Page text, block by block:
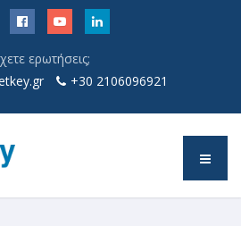
ερωτήσεις;
+30 2106096921